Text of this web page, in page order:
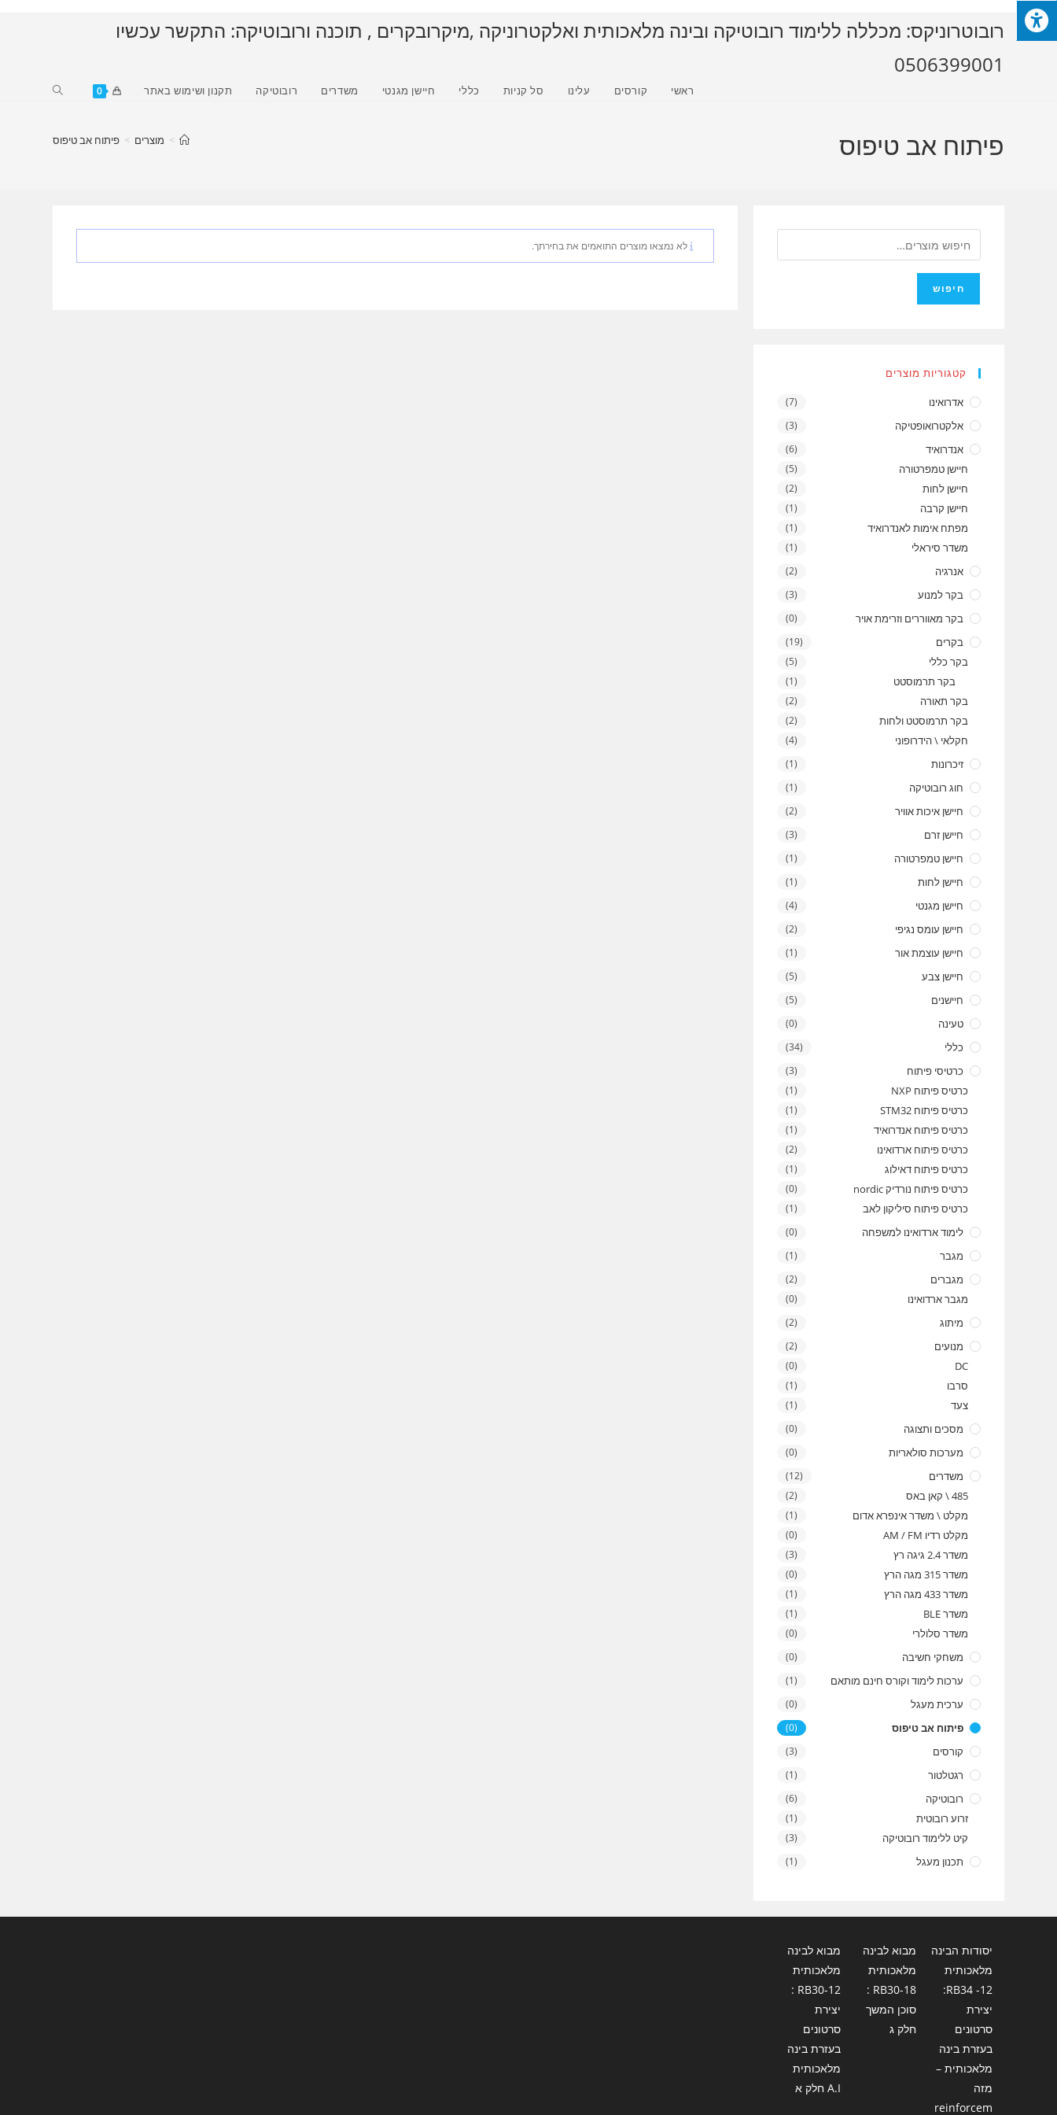
Skip
to
רובוטרוניקס: מכללה ללימוד רובוטיקה ובינה מלאכותית ואלקטרוניקה ,מיקרובקרים , תוכנה ורובוטיקה: התקשר עכשיו
0506399001
ראשי קורסים עלינו סל קניות כללי חיישן מגנטי משדרים רובוטיקה תקנון ושימוש באתר 0
Toggle
פיתוח אב טיפוס > מוצרים > פיתוח אב טיפוס
לא נמצאו מוצרים התואמים את בחירתך.
חיפוש
קטגוריות מוצרים
אדרואינו (7)
אלקטרואופטיקה (3)
אנדרואיד (6)
חיישן טמפרטורה (5)
חיישן לחות (2)
חיישן קרבה (1)
מפתח אימות לאנדרואיד (1)
משדר סיראלי (1)
אנרגיה (2)
בקר למנוע (3)
בקר מאווררים וזרימת אויר (0)
בקרים (19)
בקר כללי (5)
בקר תרמוסטט (1)
בקר תאורה (2)
בקר תרמוסטט ולחות (2)
חקלאי \ הידרופוני (4)
זיכרונות (1)
חוג רובוטיקה (1)
חיישן איכות אוויר (2)
חיישן זרם (3)
חיישן טמפרטורה (1)
חיישן לחות (1)
חיישן מגנטי (4)
חיישן עומס נגיפי (2)
חיישן עוצמת אור (1)
חיישן צבע (5)
חיישנים (5)
טעינה (0)
כללי (34)
כרטיסי פיתוח (3)
כרטיס פיתוח NXP (1)
כרטיס פיתוח STM32 (1)
כרטיס פיתוח אנדרואיד (1)
כרטיס פיתוח ארדואינו (2)
כרטיס פיתוח דאילוג (1)
כרטיס פיתוח נורדיק nordic (0)
כרטיס פיתוח סיליקון לאב (1)
לימוד ארדואינו למשפחה (0)
מגבר (1)
מגברים (2)
מגבר ארדואינו (0)
מיתוג (2)
מנועים (2)
DC
(0)
סרבו (1)
צעד (1)
מסכים ותצוגה (0)
מערכות סולאריות (0)
משדרים (12)
485 \ קאן באס (2)
מקלט \ משדר אינפרא אדום (1)
מקלט רדיו AM / FM (0)
משדר 2.4 גיגה רץ (3)
משדר 315 מגה הרץ (0)
משדר 433 מגה הרץ (1)
משדר BLE (1)
משדר סלולרי (0)
משחקי חשיבה (0)
ערכות לימוד וקורס חינם מותאם (1)
ערכית מעגל (0)
פיתוח אב טיפוס (0)
קורסים (3)
רגטלטור (1)
רובוטיקה (6)
זרוע רובוטית (1)
קיט ללימוד רובוטיקה (3)
תכנון מעגל (1)
יסודות הבינה
מלאכותית
12- RB34:
יצירת
סרטונים
בעזרת בינה
מלאכותית –
מזה
reinforcem
מבוא לבינה
מלאכותית
RB30-18 :
סוכן המשך
חלק ג
מבוא לבינה
מלאכותית
RB30-12 :
יצירת
סרטונים
בעזרת בינה
מלאכותית
A.I חלק א